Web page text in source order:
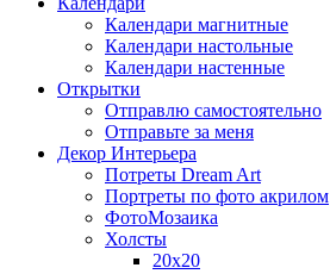
Календари магнитные
Календари настольные
Календари настенные
Открытки
Отправлю самостоятельно
Отправьте за меня
Декор Интерьера
Потреты Dream Art
Портреты по фото акрилом
ФотоМозаика
Холсты
20х20